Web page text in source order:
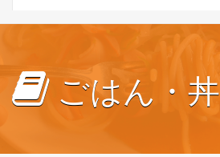
ごはん・